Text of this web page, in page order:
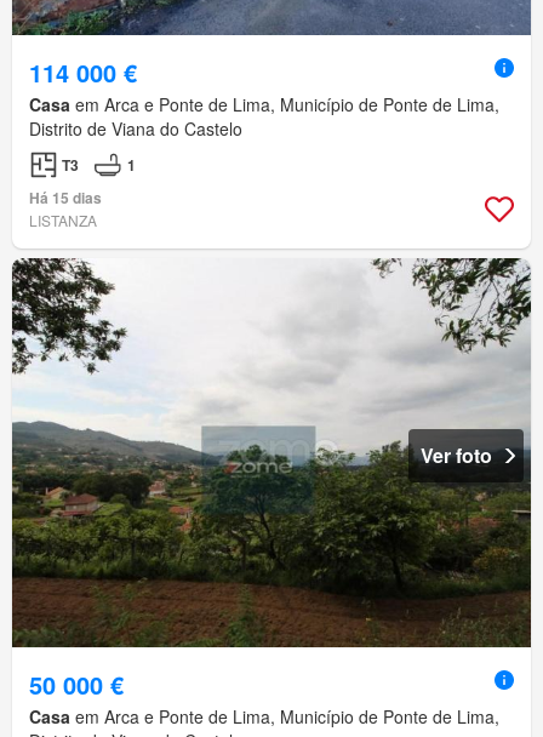
114 000 €
Casa em Arca e Ponte de Lima, Município de Ponte de Lima,
Distrito de Viana do Castelo
T3
1
Há 15 dias
LISTANZA
Ver foto
50 000 €
Casa em Arca e Ponte de Lima, Município de Ponte de Lima,